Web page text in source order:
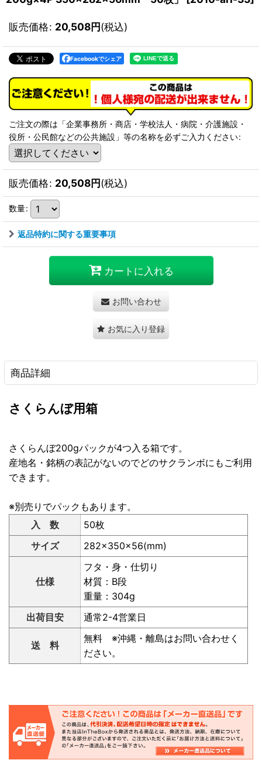
販売価格: 20,508円(税込)
Facebookでシェア
ご注文の際は「企業事務所・商店・学校法人・病院・介護施設・
役所・公民館などの公共施設」等の名称を必ずご入力ください:
販売価格: 20,508円(税込)
数量:
返品特約に関する重要事項
カートに入れる
お問い合わせ
お気に入り登録
商品詳細
さくらんぼ用箱
さくらんぼ200gパックが4つ入る箱です。
産地名・銘柄の表記がないのでどのサクランボにもご利用
できます。
※別売りでパックもあります。
入 数
50枚
サイズ
282×350×56(mm)
仕様
フタ・身・仕切り
材質：B段
重量：304g
出荷目安
通常2-4営業日
送 料
無料 ※沖縄・離島はお問い合わせく
ださい。